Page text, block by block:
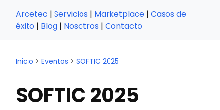
Arcetec | Servicios | Marketplace | Casos de
éxito | Blog | Nosotros | Contacto
Inicio > Eventos > SOFTIC 2025
SOFTIC 2025